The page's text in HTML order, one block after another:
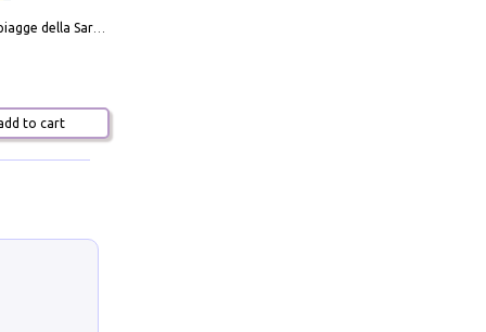
Carta delle spiagge della Sardegna. Con custodia
to cart